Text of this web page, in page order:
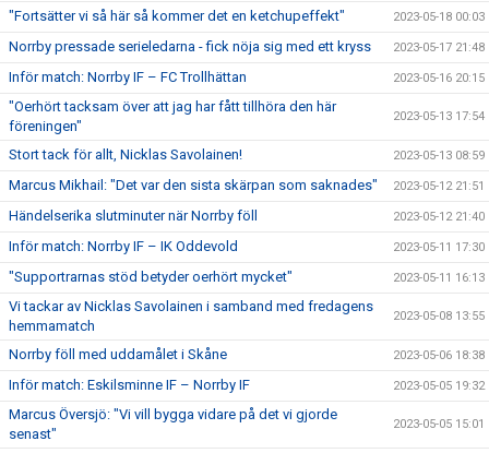
"Fortsätter vi så här så kommer det en ketchupeffekt" 2023-05-18 00:03
Norrby pressade serieledarna - fick nöja sig med ett kryss 2023-05-17 21:48
Inför match: Norrby IF – FC Trollhättan 2023-05-16 20:15
"Oerhört tacksam över att jag har fått tillhöra den här
föreningen"
2023-05-13 17:54
Stort tack för allt, Nicklas Savolainen! 2023-05-13 08:59
Marcus Mikhail: "Det var den sista skärpan som saknades" 2023-05-12 21:51
Händelserika slutminuter när Norrby föll 2023-05-12 21:40
Inför match: Norrby IF – IK Oddevold 2023-05-11 17:30
"Supportrarnas stöd betyder oerhört mycket" 2023-05-11 16:13
Vi tackar av Nicklas Savolainen i samband med fredagens
hemmamatch
2023-05-08 13:55
Norrby föll med uddamålet i Skåne 2023-05-06 18:38
Inför match: Eskilsminne IF – Norrby IF 2023-05-05 19:32
Marcus Översjö: "Vi vill bygga vidare på det vi gjorde
senast"
2023-05-05 15:01